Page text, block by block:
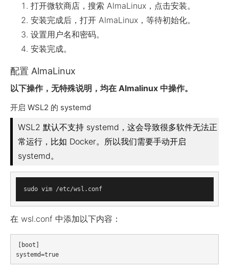
打开微软商店，搜索 AlmaLinux，点击安装。
安装完成后，打开 AlmaLinux，等待初始化。
设置用户名和密码。
安装完成。
配置 AlmaLinux
以下操作，无特殊说明，均在 Almalinux 中操作。
开启 WSL2 的 systemd
WSL2 默认不支持 systemd，这会导致很多软件无法正
常运行，比如 Docker。所以我们需要手动开启
systemd。
sudo vim /etc/wsl.conf
在 wsl.conf 中添加以下内容：
[boot]
systemd=true